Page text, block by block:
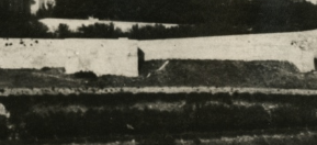
Iparcsarnok. Millenniumi kiállítás: Bachruch Albin, császári és királyi udvari ékszerész pavilonja. A felvétel 1896-ban készült. A kép forrását kérjük így adja meg: Fortepan / Budapest Főváros Levéltára. Levéltári jelzet: HU.BFL.XV.19.d.1.10.127